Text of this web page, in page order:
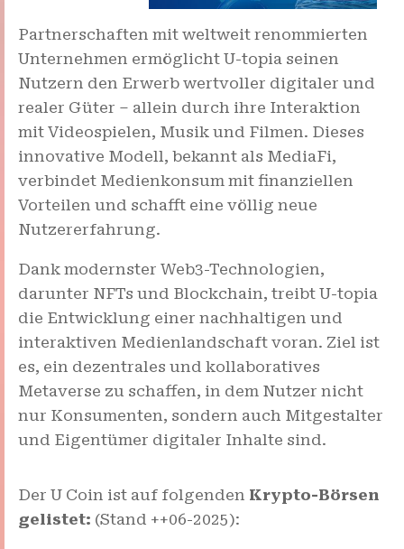
Partnerschaften mit weltweit renommierten
Unternehmen ermöglicht U-topia seinen
Nutzern den Erwerb wertvoller digitaler und
realer Güter – allein durch ihre Interaktion
mit Videospielen, Musik und Filmen. Dieses
innovative Modell, bekannt als MediaFi,
verbindet Medienkonsum mit finanziellen
Vorteilen und schafft eine völlig neue
Nutzererfahrung.
Dank modernster Web3-Technologien,
darunter NFTs und Blockchain, treibt U-topia
die Entwicklung einer nachhaltigen und
interaktiven Medienlandschaft voran. Ziel ist
es, ein dezentrales und kollaboratives
Metaverse zu schaffen, in dem Nutzer nicht
nur Konsumenten, sondern auch Mitgestalter
und Eigentümer digitaler Inhalte sind.
Der U Coin ist auf folgenden Krypto-Börsen
gelistet: (Stand ++06-2025):